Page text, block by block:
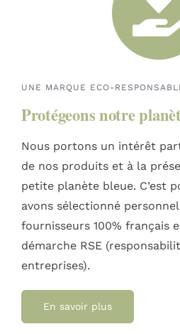
UNE MARQUE ECO-
Protégeons notre
Nous portons un intérêt
de nos produits et à la
petite planète bleue. C’est
avons sélectionné
fournisseurs 100% français
démarche RSE
entreprises).
En savoir plus